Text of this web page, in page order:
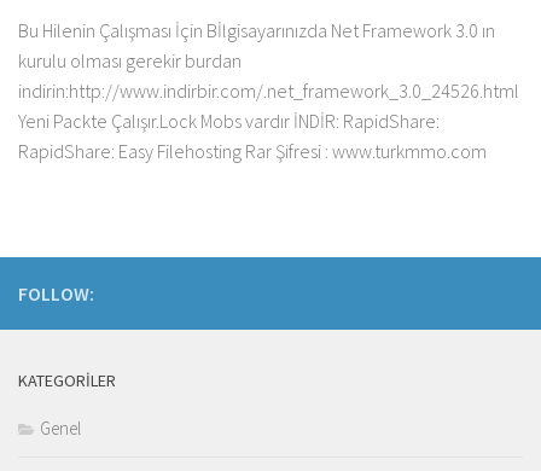
Bu Hilenin Çalışması İçin Bİlgisayarınızda Net Framework 3.0 ın
kurulu olması gerekir burdan
indirin:http://www.indirbir.com/.net_framework_3.0_24526.html
Yeni Packte Çalışır.Lock Mobs vardır İNDİR: RapidShare:
RapidShare: Easy Filehosting Rar Şifresi : www.turkmmo.com
FOLLOW:
KATEGORILER
Genel